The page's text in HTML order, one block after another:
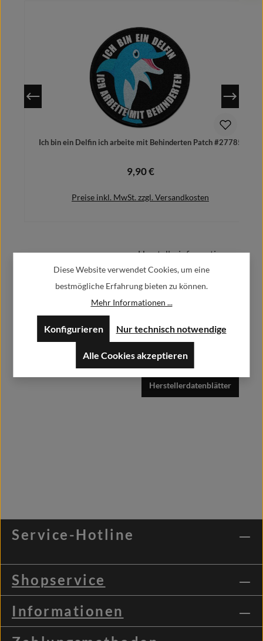
Ich bin ein Delfin ich arbeite mit Behinderten Patch #27785
Regulärer Preis:
9,90 €
Preise inkl. MwSt. zzgl. Versandkosten
In den WarenkorbHerstellerinformationen:
Alfa GmbH / Alfashirt
Weisweilerstr.20-22
Herstellerdatenblätter
Service-Hotline
Shopservice
Informationen
Diese Website verwendet Cookies, um eine
bestmögliche Erfahrung bieten zu können.
Mehr Informationen ...
Nur technisch notwendige
Konfigurieren
Alle Cookies akzeptieren